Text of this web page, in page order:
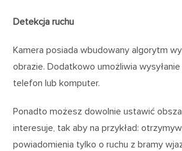
Detekcja ruchu
Kamera posiada wbudowany algorytm
obrazie. Dodatkowo umożliwia
telefon lub komputer.
Ponadto możesz dowolnie ustawić
interesuje, tak aby na przykład:
powiadomienia tylko o ruchu z bramy